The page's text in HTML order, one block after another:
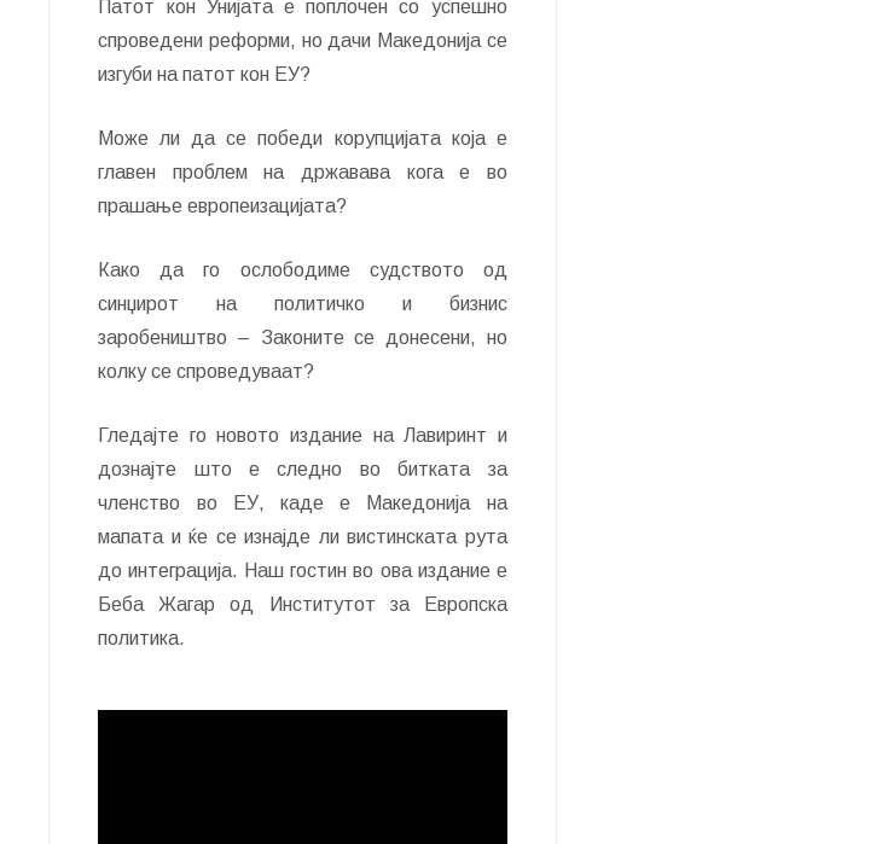
Патот кон Унијата е поплочен со успешно
спроведени реформи, но дачи Македонија се
изгуби на патот кон ЕУ?
Може ли да се победи корупцијата која е
главен проблем на државава кога е во
прашање европеизацијата?
Како да го ослободиме судството од
синџирот на политичко и бизнис
заробеништво – Законите се донесени, но
колку се спроведуваат?
Гледајте го новото издание на Лавиринт и
дознајте што е следно во битката за
членство во ЕУ, каде е Македонија на
мапата и ќе се изнајде ли вистинската рута
до интеграција. Наш гостин во ова издание е
Беба Жагар од Институтот за Европска
политика.